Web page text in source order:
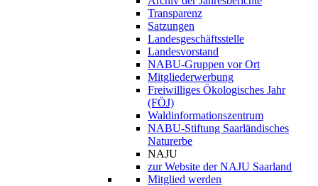
Transparenz
Satzungen
Landesgeschäftsstelle
Landesvorstand
NABU-Gruppen vor Ort
Mitgliederwerbung
Freiwilliges Ökologisches Jahr
(FÖJ)
Waldinformationszentrum
NABU-Stiftung Saarländisches
Naturerbe
NAJU
zur Website der NAJU Saarland
Mitglied werden